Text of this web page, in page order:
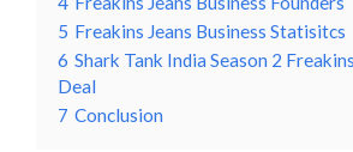
5 Freakins Jeans Business Statisitcs
6 Shark Tank India Season 2
Deal
7 Conclusion